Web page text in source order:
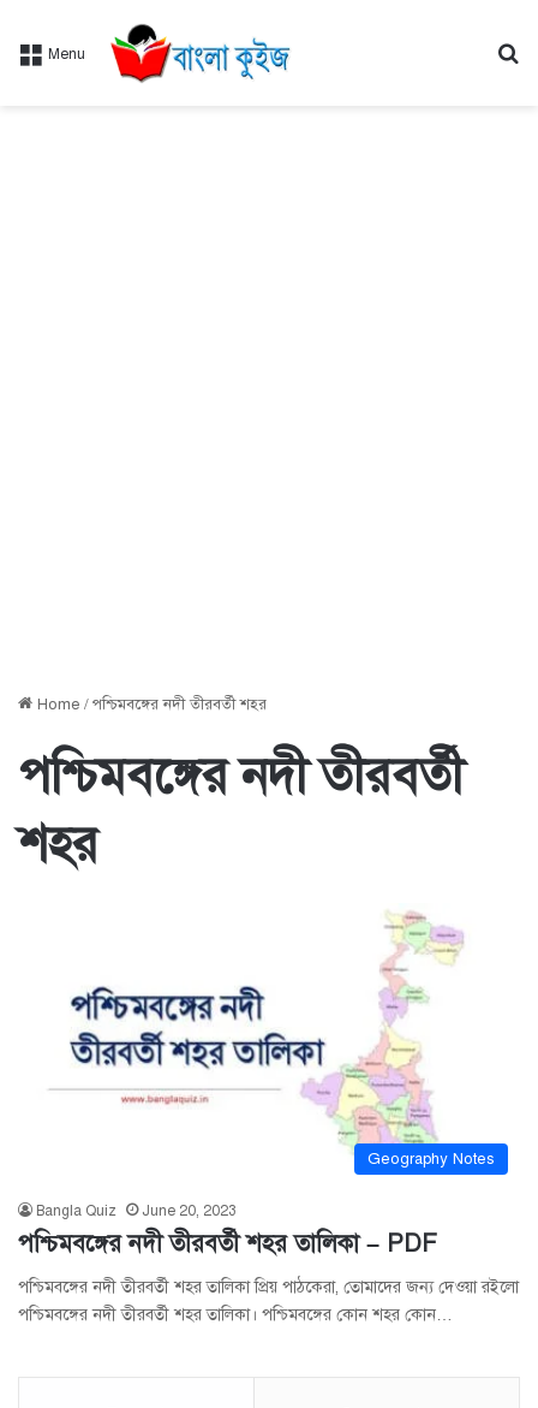
Menu
Home /পশ্চিমবঙ্গের নদী তীরবর্তী শহর
পশ্চিমবঙ্গের নদী তীরবর্তী
শহর
Geography Notes
Bangla Quiz June 20, 2023
পশ্চিমবঙ্গের নদী তীরবর্তী শহর তালিকা – PDF
পশ্চিমবঙ্গের নদী তীরবর্তী শহর তালিকা প্রিয় পাঠকেরা, তোমাদের জন্য দেওয়া রইলো
পশ্চিমবঙ্গের নদী তীরবর্তী শহর তালিকা। পশ্চিমবঙ্গের কোন শহর কোন…